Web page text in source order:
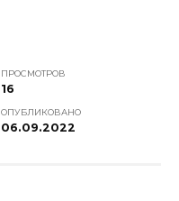
ПРОСМОТРОВ
16
ОПУБЛИКОВАНО
06.09.2022